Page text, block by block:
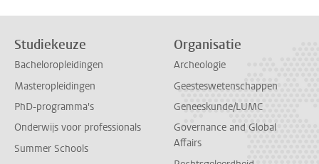
Studiekeuze
Bacheloropleidingen
Masteropleidingen
PhD-programma's
Onderwijs voor professionals
Summer Schools
Organisatie
Archeologie
Geesteswetenschappen
Geneeskunde/LUMC
Governance and Global
Affairs